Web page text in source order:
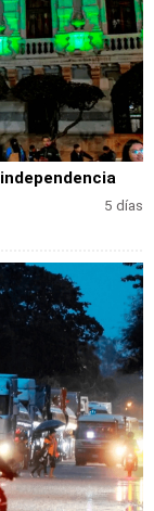
5 días